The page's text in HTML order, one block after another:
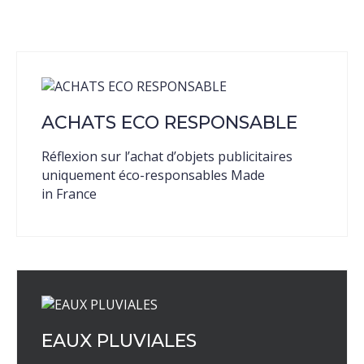
ACHATS ECO RESPONSABLE
Réflexion sur l’achat d’objets publicitaires
uniquement éco-responsables Made
in France
EAUX PLUVIALES